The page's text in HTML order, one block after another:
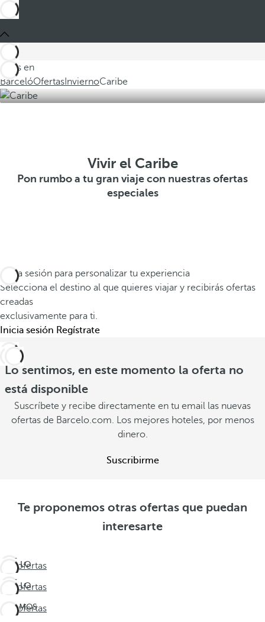
Estás en
BarcelóOfertas InviernoCaribe
Vivir el Caribe
Pon rumbo a tu gran viaje con nuestras ofertas
especiales
Inicia sesión para personalizar tu experiencia
Selecciona el destino al que quieres viajar y recibirás ofertas
creadas
exclusivamente para ti.
Inicia sesión Regístrate
Lo sentimos, en este momento la oferta no
está disponible
Suscríbete y recibe directamente en tu email las nuevas
ofertas de Barcelo.com. Los mejores hoteles, por menos
dinero.
Suscribirme
Te proponemos otras ofertas que puedan
interesarte
VIVE LO
Viaja más
allá
Ver ofertas
VIVE LO
Viaja más
Ver ofertas
¡ÚLTIMOS
Ver ofertas